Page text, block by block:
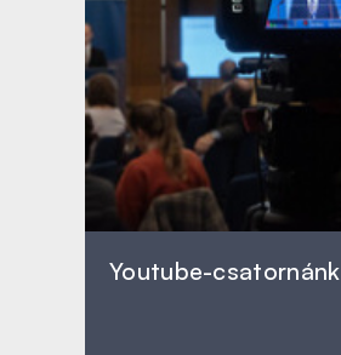
Youtube-csatornánk